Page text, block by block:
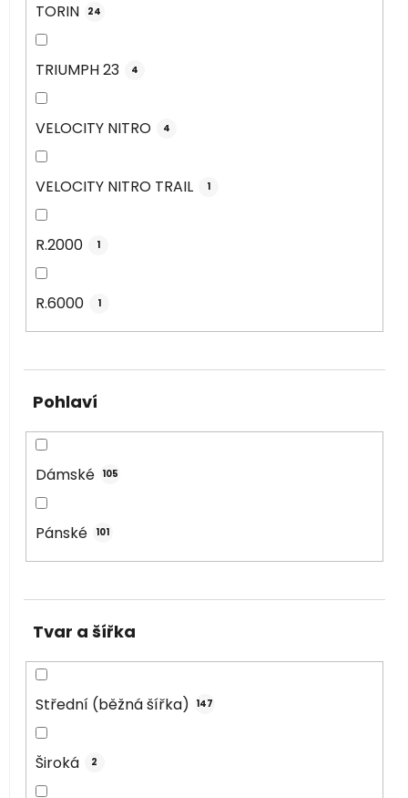
TORIN 24
TRIUMPH 23 4
VELOCITY NITRO 4
VELOCITY NITRO TRAIL 1
R.2000 1
R.6000 1
Pohlaví
Dámské 105
Pánské 101
Tvar a šířka
Střední (běžná šířka) 147
Široká 2